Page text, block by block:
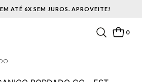
ATÉ 6X SEM JUROS. APROVEITE!
0